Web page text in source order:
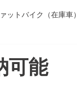
ットバイク（在庫車）
能